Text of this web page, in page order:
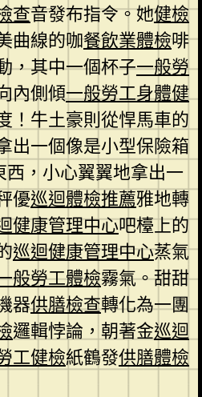
查音發布指令。她健檢
曲線的咖餐飲業體檢啡
，其中一個杯子一般勞
內側傾一般勞工身體健
！牛土豪則從悍馬車的
出一個像是小型保險箱
西，小心翼翼地拿出一
優巡迴體檢推薦雅地轉
健康管理中心吧檯上的
巡迴健康管理中心蒸氣
般勞工體檢霧氣。甜甜
器供膳檢查轉化為一團
邏輯悖論，朝著金巡迴
工健檢紙鶴發供膳體檢